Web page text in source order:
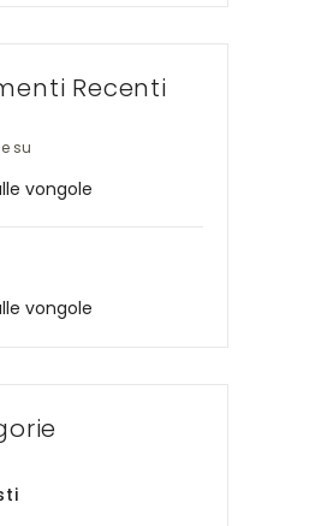
Recenti
su
vongole
vongole